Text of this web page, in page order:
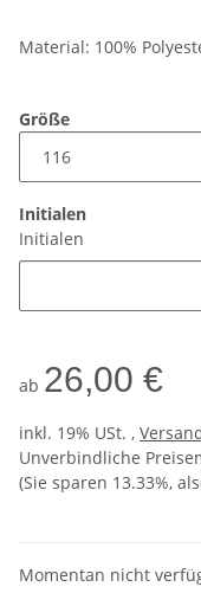
Material: 100%
Größe
Initialen
Initialen
ab 26,00 €
inkl. 19% USt. ,
Unverbindliche
(Sie sparen 13.33%,
Momentan nicht